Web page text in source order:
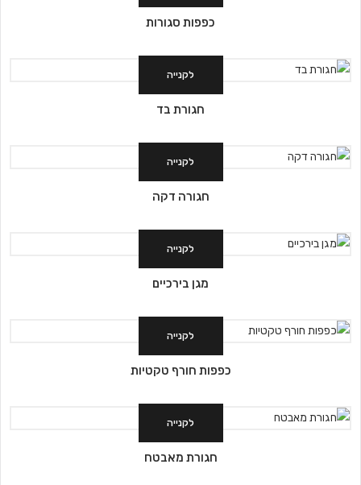
כפפות סגורות
לקנייה
חגורת בד
לקנייה
חגורה דקה
לקנייה
מגן בירכיים
לקנייה
כפפות חורף טקטיות
לקנייה
חגורת מאבטח